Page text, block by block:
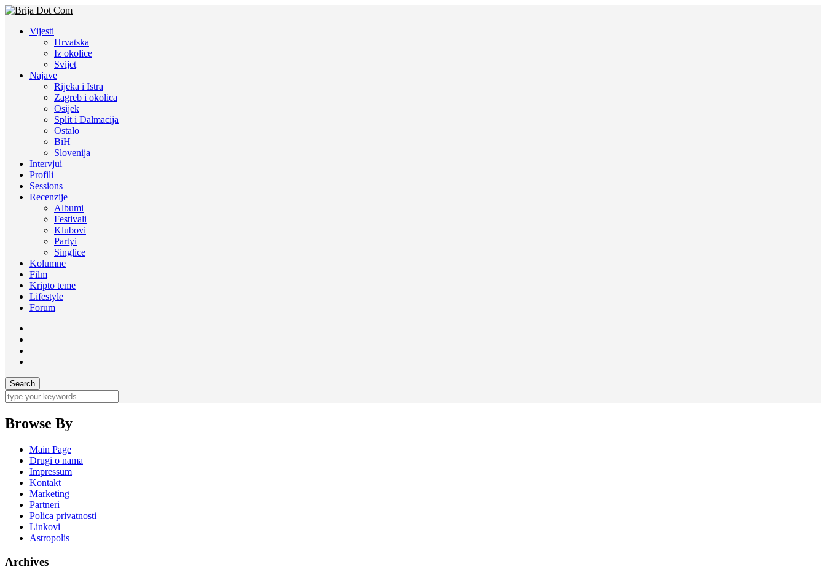
Vijesti
Hrvatska
Iz okolice
Svijet
Najave
Rijeka i Istra
Zagreb i okolica
Osijek
Split i Dalmacija
Ostalo
BiH
Slovenija
Intervjui
Profili
Sessions
Recenzije
Albumi
Festivali
Klubovi
Partyi
Singlice
Kolumne
Film
Kripto teme
Lifestyle
Forum
Browse By
Main Page
Drugi o nama
Impressum
Kontakt
Marketing
Partneri
Polica privatnosti
Linkovi
Astropolis
Archives